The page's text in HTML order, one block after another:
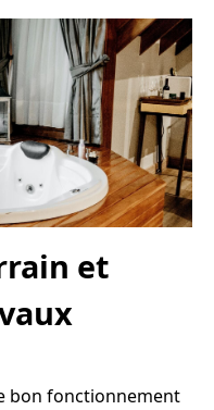
et
bon fonctionnement